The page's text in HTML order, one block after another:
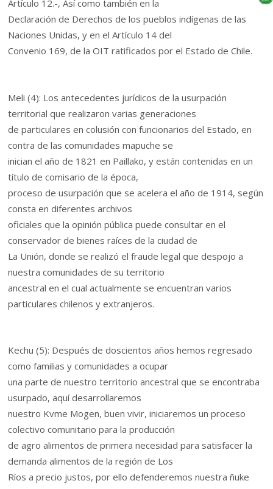
Artículo 12.-, Así como también en la
Declaración de Derechos de los pueblos indígenas de las
Naciones Unidas, y en el Artículo 14 del
Convenio 169, de la OIT ratificados por el Estado de Chile.
Meli (4): Los antecedentes jurídicos de la usurpación
territorial que realizaron varias generaciones
de particulares en colusión con funcionarios del Estado, en
contra de las comunidades mapuche se
inician el año de 1821 en Paillako, y están contenidas en un
título de comisario de la época,
proceso de usurpación que se acelera el año de 1914, según
consta en diferentes archivos
oficiales que la opinión pública puede consultar en el
conservador de bienes raíces de la ciudad de
La Unión, donde se realizó el fraude legal que despojo a
nuestra comunidades de su territorio
ancestral en el cual actualmente se encuentran varios
particulares chilenos y extranjeros.
Kechu (5): Después de doscientos años hemos regresado
como familias y comunidades a ocupar
una parte de nuestro territorio ancestral que se encontraba
usurpado, aquí desarrollaremos
nuestro Kvme Mogen, buen vivir, iniciaremos un proceso
colectivo comunitario para la producción
de agro alimentos de primera necesidad para satisfacer la
demanda alimentos de la región de Los
Ríos a precio justos, por ello defenderemos nuestra ñuke